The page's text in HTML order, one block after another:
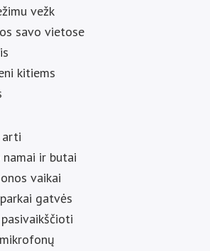
vežk
savo vietose
kitiems
arti
ir butai
vaikai
gatvės